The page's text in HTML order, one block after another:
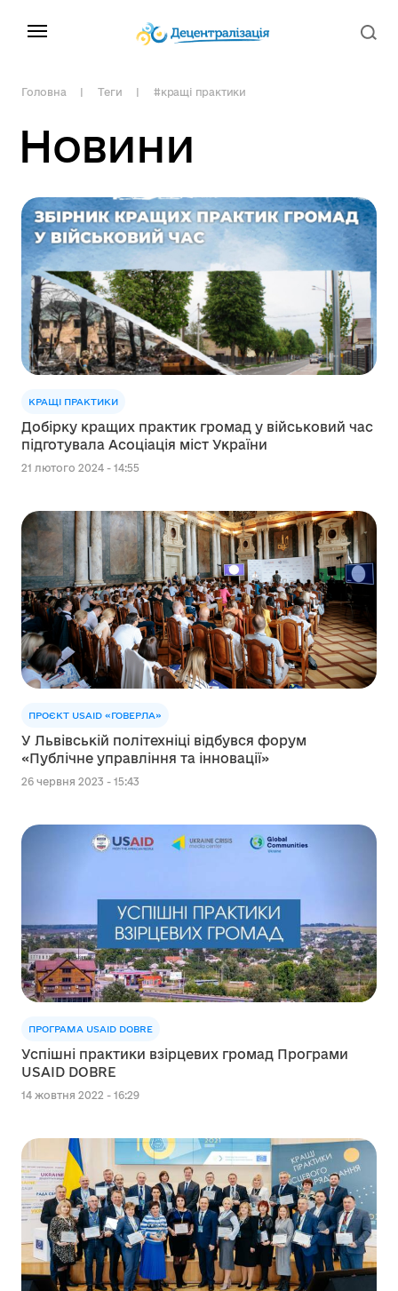
Головна Теги #кращі практики
Новини
КРАЩІ ПРАКТИКИ
Добірку кращих практик громад у військовий час
підготувала Асоціація міст України
21 лютого 2024 - 14:55
ПРОЄКТ USAID «ГОВЕРЛА»
У Львівській політехніці відбувся форум
«Публічне управління та інновації»
26 червня 2023 - 15:43
ПРОГРАМА USAID DOBRE
Успішні практики взірцевих громад Програми
USAID DOBRE
14 жовтня 2022 - 16:29